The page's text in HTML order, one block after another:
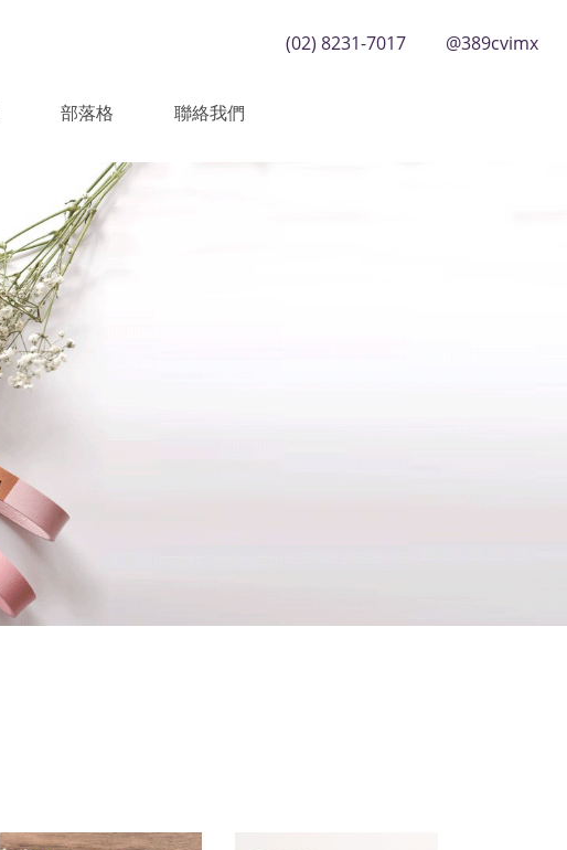
(02) 8231-7017 @389cvimx
部落格 聯絡我們